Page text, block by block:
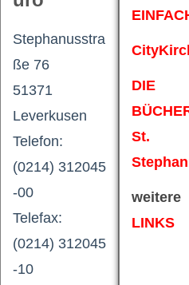
Stephanusstra
ße 76
51371
Leverkusen
Telefon:
(0214) 312045
-00
Telefax:
(0214) 312045
-10
DIE
St.
weitere
LINKS